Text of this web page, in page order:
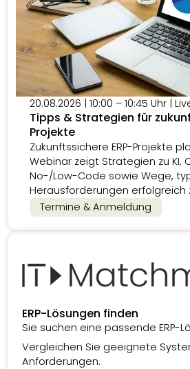
20.08.2026 | 10:00 – 10:45 Uhr |
Tipps & Strategien für
Projekte
Zukunftssichere ERP-Projekte
Webinar zeigt Strategien zu KI,
No-/Low-Code sowie Wege,
Herausforderungen erfolgreich
Termine & Anmeldung
ERP-Lösungen finden
Sie suchen eine passende ERP-
Vergleichen Sie geeignete
Anforderungen.